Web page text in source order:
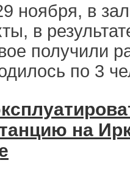
ноября, в
в
получили
по 3
на